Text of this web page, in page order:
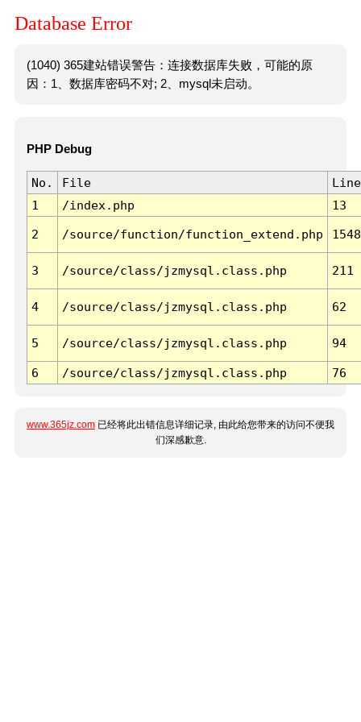
Database Error
(1040) 365建站错误警告：连接数据库失败，可能的原
因：1、数据库密码不对; 2、mysql未启动。
PHP Debug
No. File
Line
1
/index.php 13
2 /source/function/function_extend.php 1548
3 /source/class/jzmysql.class.php 211
4 /source/class/jzmysql.class.php 62
5 /source/class/jzmysql.class.php 94
6 /source/class/jzmysql.class.php 76
www.365jz.com 已经将此出错信息详细记录, 由此给您带来的访问不便我
们深感歉意.